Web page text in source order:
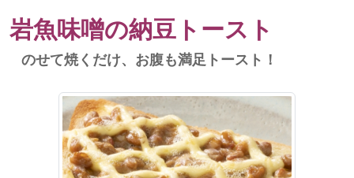
岩魚味噌の納豆トースト
のせて焼くだけ、お腹も満足トースト！